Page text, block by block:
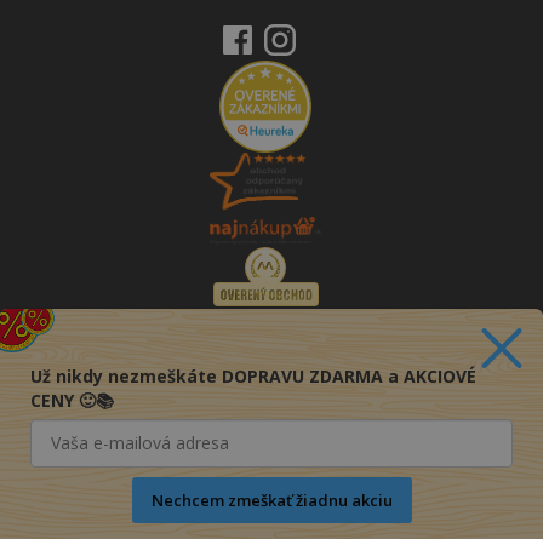
Už nikdy nezmeškáte DOPRAVU ZDARMA a AKCIOVÉ
CENY 🙂📚
Nechcem zmeškať žiadnu akciu